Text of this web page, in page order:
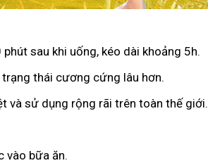
sau khi uống, kéo dài khoảng 5h.
thái cương cứng lâu hơn.
và sử dụng rộng rãi trên toàn thế giới.
vào bữa ăn.